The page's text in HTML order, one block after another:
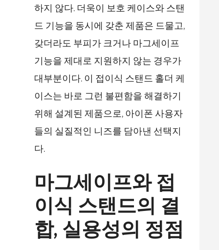
하지 않다. 더욱이 보호 케이스와 스탠
드 기능을 동시에 갖춘 제품은 드물고,
갖더라도 부피가 크거나 마그세이프
기능을 제대로 지원하지 않는 경우가
대부분이다. 이 접이식 스탠드 홀더 케
이스는 바로 그런 불편함을 해결하기
위해 설계된 제품으로, 아이폰 사용자
들의 실질적인 니즈를 담아낸 선택지
다.
마그세이프와 접
이식 스탠드의 결
합, 실용성의 정점